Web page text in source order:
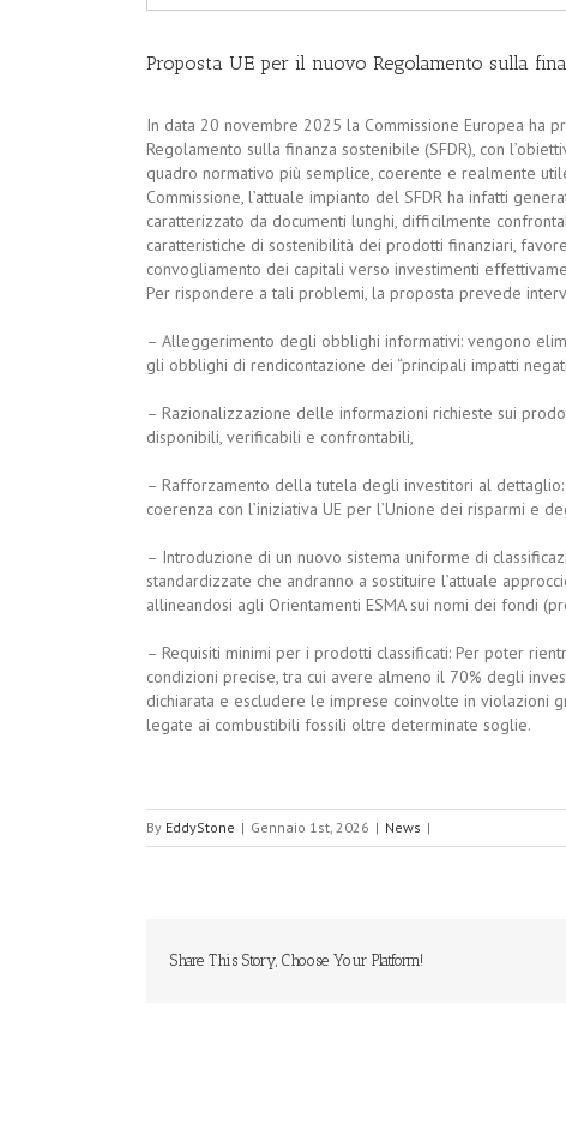
Proposta UE per il nuovo Regolamento sulla
In data 20 novembre 2025 la Commissione Europea ha
Regolamento sulla finanza sostenibile (SFDR), con
quadro normativo più semplice, coerente e realmente
Commissione, l’attuale impianto del SFDR ha infatti
caratterizzato da documenti lunghi, difficilmente
caratteristiche di sostenibilità dei prodotti finanziari,
convogliamento dei capitali verso investimenti
Per rispondere a tali problemi, la proposta prevede
– Alleggerimento degli obblighi informativi: vengono
gli obblighi di rendicontazione dei “principali impatti
– Razionalizzazione delle informazioni richieste sui
disponibili, verificabili e confrontabili,
– Rafforzamento della tutela degli investitori al
coerenza con l’iniziativa UE per l’Unione dei risparmi e
– Introduzione di un nuovo sistema uniforme di
standardizzate che andranno a sostituire l’attuale
allineandosi agli Orientamenti ESMA sui nomi dei fondi
– Requisiti minimi per i prodotti classificati: Per poter
condizioni precise, tra cui avere almeno il 70% degli
dichiarata e escludere le imprese coinvolte in violazioni
legate ai combustibili fossili oltre determinate soglie.
By EddyStone | Gennaio 1st, 2026 | News |
Share This Story, Choose Your Platform!